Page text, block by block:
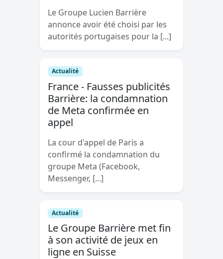
Le Groupe Lucien Barrière
annonce avoir été choisi par les
autorités portugaises pour la [...]
Actualité
France - Fausses publicités
Barrière: la condamnation
de Meta confirmée en
appel
La cour d'appel de Paris a
confirmé la condamnation du
groupe Meta (Facebook,
Messenger, [...]
Actualité
Le Groupe Barrière met fin
à son activité de jeux en
ligne en Suisse